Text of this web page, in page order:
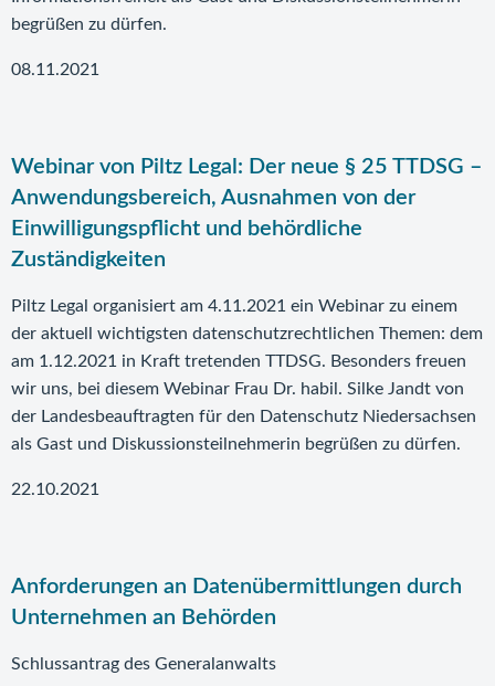
begrüßen zu dürfen.
08.11.2021
Webinar von Piltz Legal: Der neue § 25 TTDSG –
Anwendungsbereich, Ausnahmen von der
Einwilligungspflicht und behördliche
Zuständigkeiten
Piltz Legal organisiert am 4.11.2021 ein Webinar zu einem
der aktuell wichtigsten datenschutzrechtlichen Themen: dem
am 1.12.2021 in Kraft tretenden TTDSG. Besonders freuen
wir uns, bei diesem Webinar Frau Dr. habil. Silke Jandt von
der Landesbeauftragten für den Datenschutz Niedersachsen
als Gast und Diskussionsteilnehmerin begrüßen zu dürfen.
22.10.2021
Anforderungen an Datenübermittlungen durch
Unternehmen an Behörden
Schlussantrag des Generalanwalts